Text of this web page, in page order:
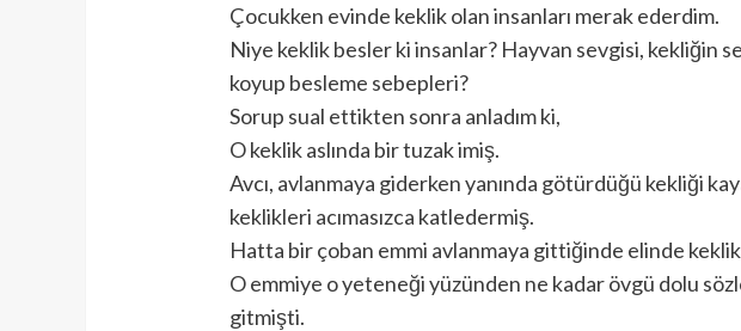
Çocukken evinde keklik olan insanları merak ederdim.
Niye keklik besler ki insanlar? Hayvan sevgisi, kekliğin
koyup besleme sebepleri?
Sorup sual ettikten sonra anladım ki,
O keklik aslında bir tuzak imiş.
Avcı, avlanmaya giderken yanında götürdüğü kekliği
keklikleri acımasızca katledermiş.
Hatta bir çoban emmi avlanmaya gittiğinde elinde keklik
O emmiye o yeteneği yüzünden ne kadar övgü dolu
gitmişti.